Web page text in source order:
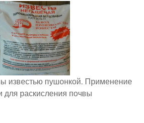
известью пушонкой. Применение
для раскисления почвы